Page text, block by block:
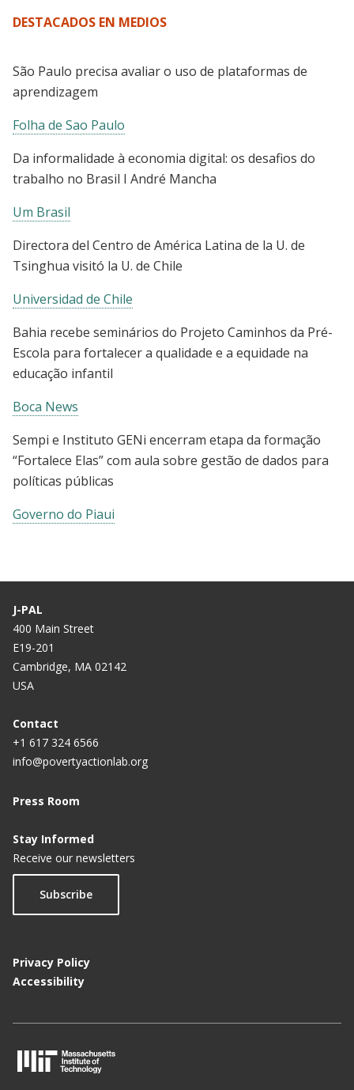
DESTACADOS EN MEDIOS
São Paulo precisa avaliar o uso de plataformas de
aprendizagem
Folha de Sao Paulo
Da informalidade à economia digital: os desafios do
trabalho no Brasil I André Mancha
Um Brasil
Directora del Centro de América Latina de la U. de
Tsinghua visitó la U. de Chile
Universidad de Chile
Bahia recebe seminários do Projeto Caminhos da Pré-
Escola para fortalecer a qualidade e a equidade na
educação infantil
Boca News
Sempi e Instituto GENi encerram etapa da formação
“Fortalece Elas” com aula sobre gestão de dados para
políticas públicas
Governo do Piaui
J-PAL
400 Main Street
E19-201
Cambridge, MA 02142
USA
Contact
+1 617 324 6566
info@povertyactionlab.org
Press Room
Stay Informed
Receive our newsletters
Subscribe
Privacy Policy
Accessibility